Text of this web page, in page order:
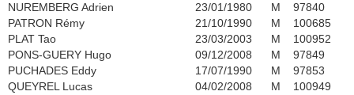
NUREMBERG Adrien
23/01/1980 M
97840
PATRON Rémy
21/10/1990 M
100685
PLAT Tao
23/03/2003 M
100952
PONS-GUERY Hugo
09/12/2008 M
97849
PUCHADES Eddy
17/07/1990 M
97853
QUEYREL Lucas
04/02/2008 M
100949